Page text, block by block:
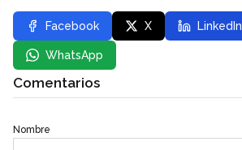
Facebook X LinkedIn
WhatsApp
Comentarios
Nombre